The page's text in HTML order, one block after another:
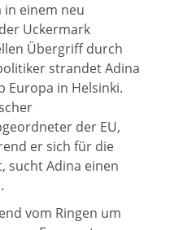
in einem neu
Uckermark
Übergriff durch
strandet Adina
Europa in Helsinki.
der EU,
er sich für die
sucht Adina einen
vom Ringen um